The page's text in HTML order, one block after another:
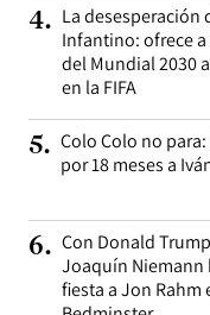
4. La desesperación
Infantino: ofrece
del Mundial 2030
en la FIFA
5. Colo Colo no
por 18 meses a
6. Con Donald
Joaquín Niemann
fiesta a Jon Rahm